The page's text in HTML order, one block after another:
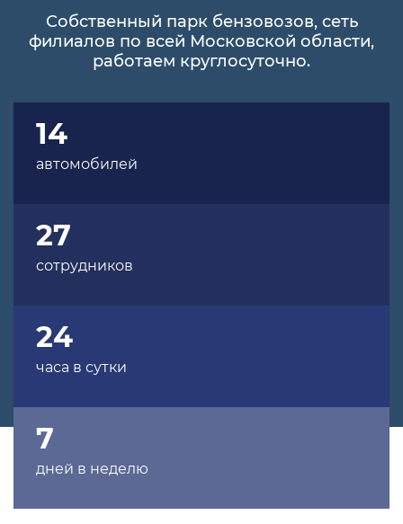
Собственный парк бензовозов, сеть
филиалов по всей Московской области,
работаем круглосуточно.
14
автомобилей
27
сотрудников
24
часа в сутки
7
дней в неделю